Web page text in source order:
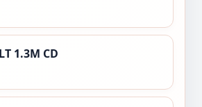
1.3M CD